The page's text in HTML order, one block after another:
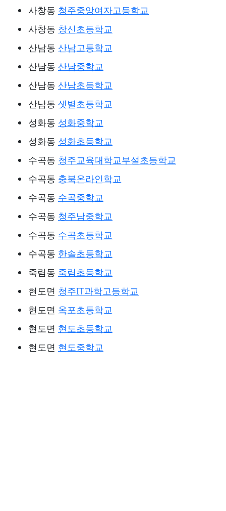
사창동 청주중앙여자고등학교
사창동 창신초등학교
산남동 산남고등학교
산남동 산남중학교
산남동 산남초등학교
산남동 샛별초등학교
성화동 성화중학교
성화동 성화초등학교
수곡동 청주교육대학교부설초등학교
수곡동 충북온라인학교
수곡동 수곡중학교
수곡동 청주남중학교
수곡동 수곡초등학교
수곡동 한솔초등학교
죽림동 죽림초등학교
현도면 청주IT과학고등학교
현도면 옥포초등학교
현도면 현도초등학교
현도면 현도중학교